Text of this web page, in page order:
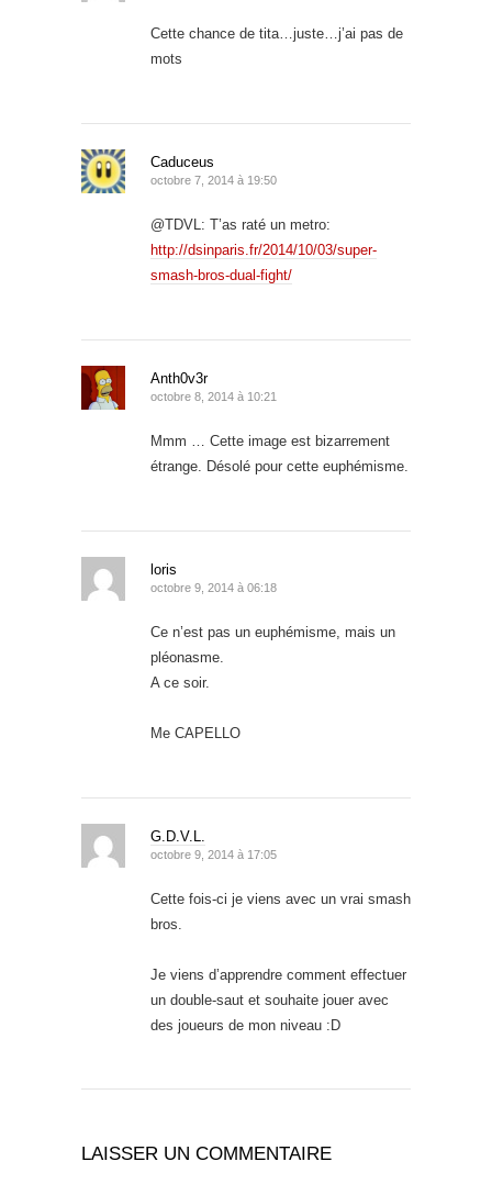
Cette chance de tita…juste…j’ai pas de
mots
Caduceus
octobre 7, 2014 à 19:50
@TDVL: T’as raté un metro:
http://dsinparis.fr/2014/10/03/super-
smash-bros-dual-fight/
Anth0v3r
octobre 8, 2014 à 10:21
Mmm … Cette image est bizarrement
étrange. Désolé pour cette euphémisme.
loris
octobre 9, 2014 à 06:18
Ce n’est pas un euphémisme, mais un
pléonasme.
A ce soir.
Me CAPELLO
G.D.V.L.
octobre 9, 2014 à 17:05
Cette fois-ci je viens avec un vrai smash
bros.
Je viens d’apprendre comment effectuer
un double-saut et souhaite jouer avec
des joueurs de mon niveau :D
LAISSER UN COMMENTAIRE